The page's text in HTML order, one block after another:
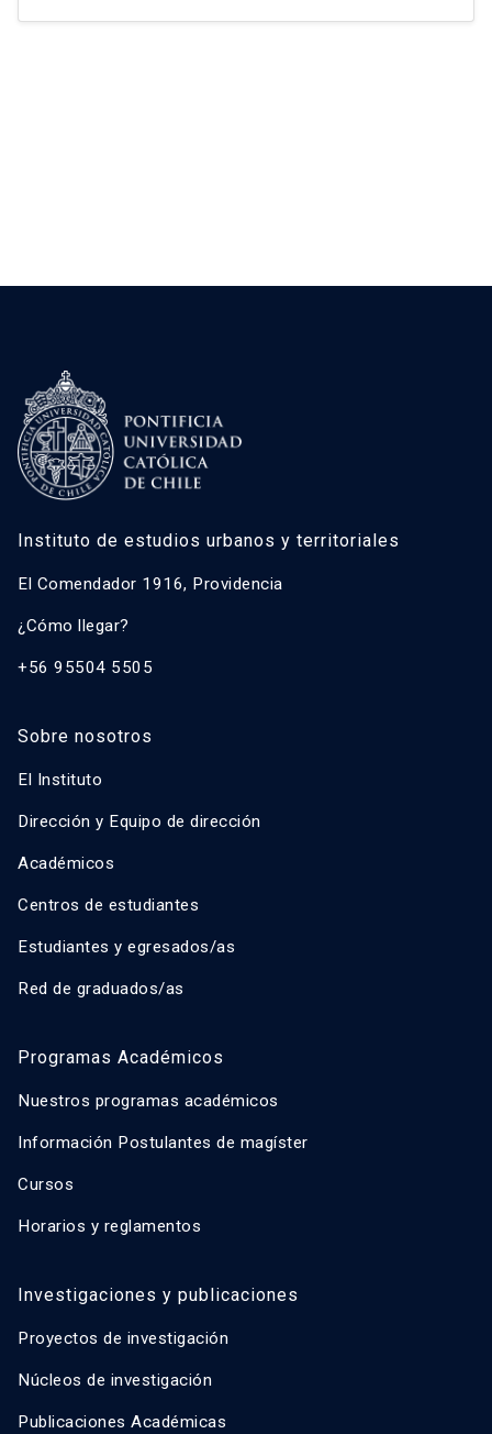
enfoque de justicia territorial y sostenibilidad, el
Instituto de estudios urbanos y territoriales
El Comendador 1916, Providencia
¿Cómo llegar?
+56 95504 5505
Sobre nosotros
El Instituto
Dirección y Equipo de dirección
Académicos
Centros de estudiantes
Estudiantes y egresados/as
Red de graduados/as
Programas Académicos
Nuestros programas académicos
Información Postulantes de magíster
Cursos
Horarios y reglamentos
Investigaciones y publicaciones
Proyectos de investigación
Núcleos de investigación
Publicaciones Académicas